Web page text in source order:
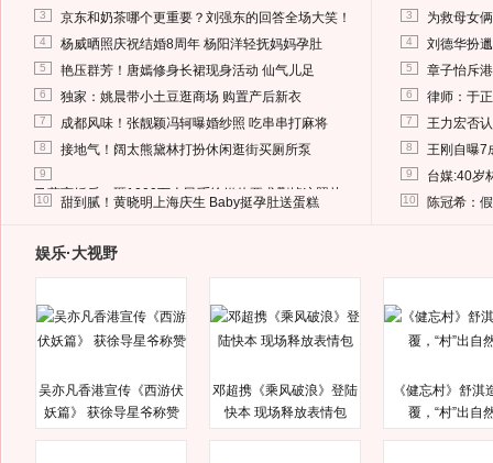
3 京东和奶茶哪个更重要？刘强东的回答全场大笑！
4 杨威晒照庆祝结婚8周年 杨阳洋轻抚妈妈孕肚
5 艳压群芳！唐嫣修身长裙现身活动 仙气儿足
6 独家：姚晨带小土豆逛商场 购置产后新衣
7 成都风味！张靓颖冯轲曝婚纱照 吃串串打麻将
8 接地气！阔太熊黛林打扮休闲逛街买厕所泵
9
马蓉离婚后，砸1000万人民币给媒体要求删掉这照片
10 甜到腻！黄晓明上海庆生 Baby挺孕肚送蛋糕
3 为救母女
4 刘德华扮
5 章子怡斥
6 律师：于
7 王力宏否
8 王刚自曝7
9 台媒:40岁
10 陈冠希：
娱乐·大视野
吴亦凡香港宣传《西游伏
妖篇》 获徐导星爷称赞
邓超携《乘风破浪》登陆
快本 现场释放表情包
《健忘村》舒淇
覆，“村”出自